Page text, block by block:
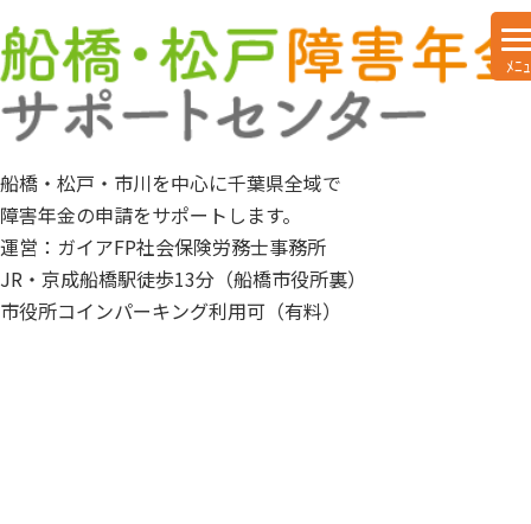
船橋・松戸・市川を中心に千葉県全域で
障害年金の申請をサポートします。
運営：ガイアFP社会保険労務士事務所
JR・京成船橋駅徒歩13分（船橋市役所裏）
市役所コインパーキング利用可（有料）